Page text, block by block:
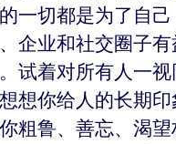
一切都是为了自
企业和社交圈子
试着对所有人一
想你给人的长期
粗鲁、善忘、渴